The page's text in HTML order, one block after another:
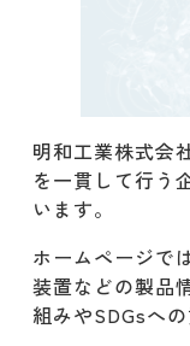
明和工業株式会
を一貫して行う
います。
ホームページで
装置などの製品
組みやSDGsへ